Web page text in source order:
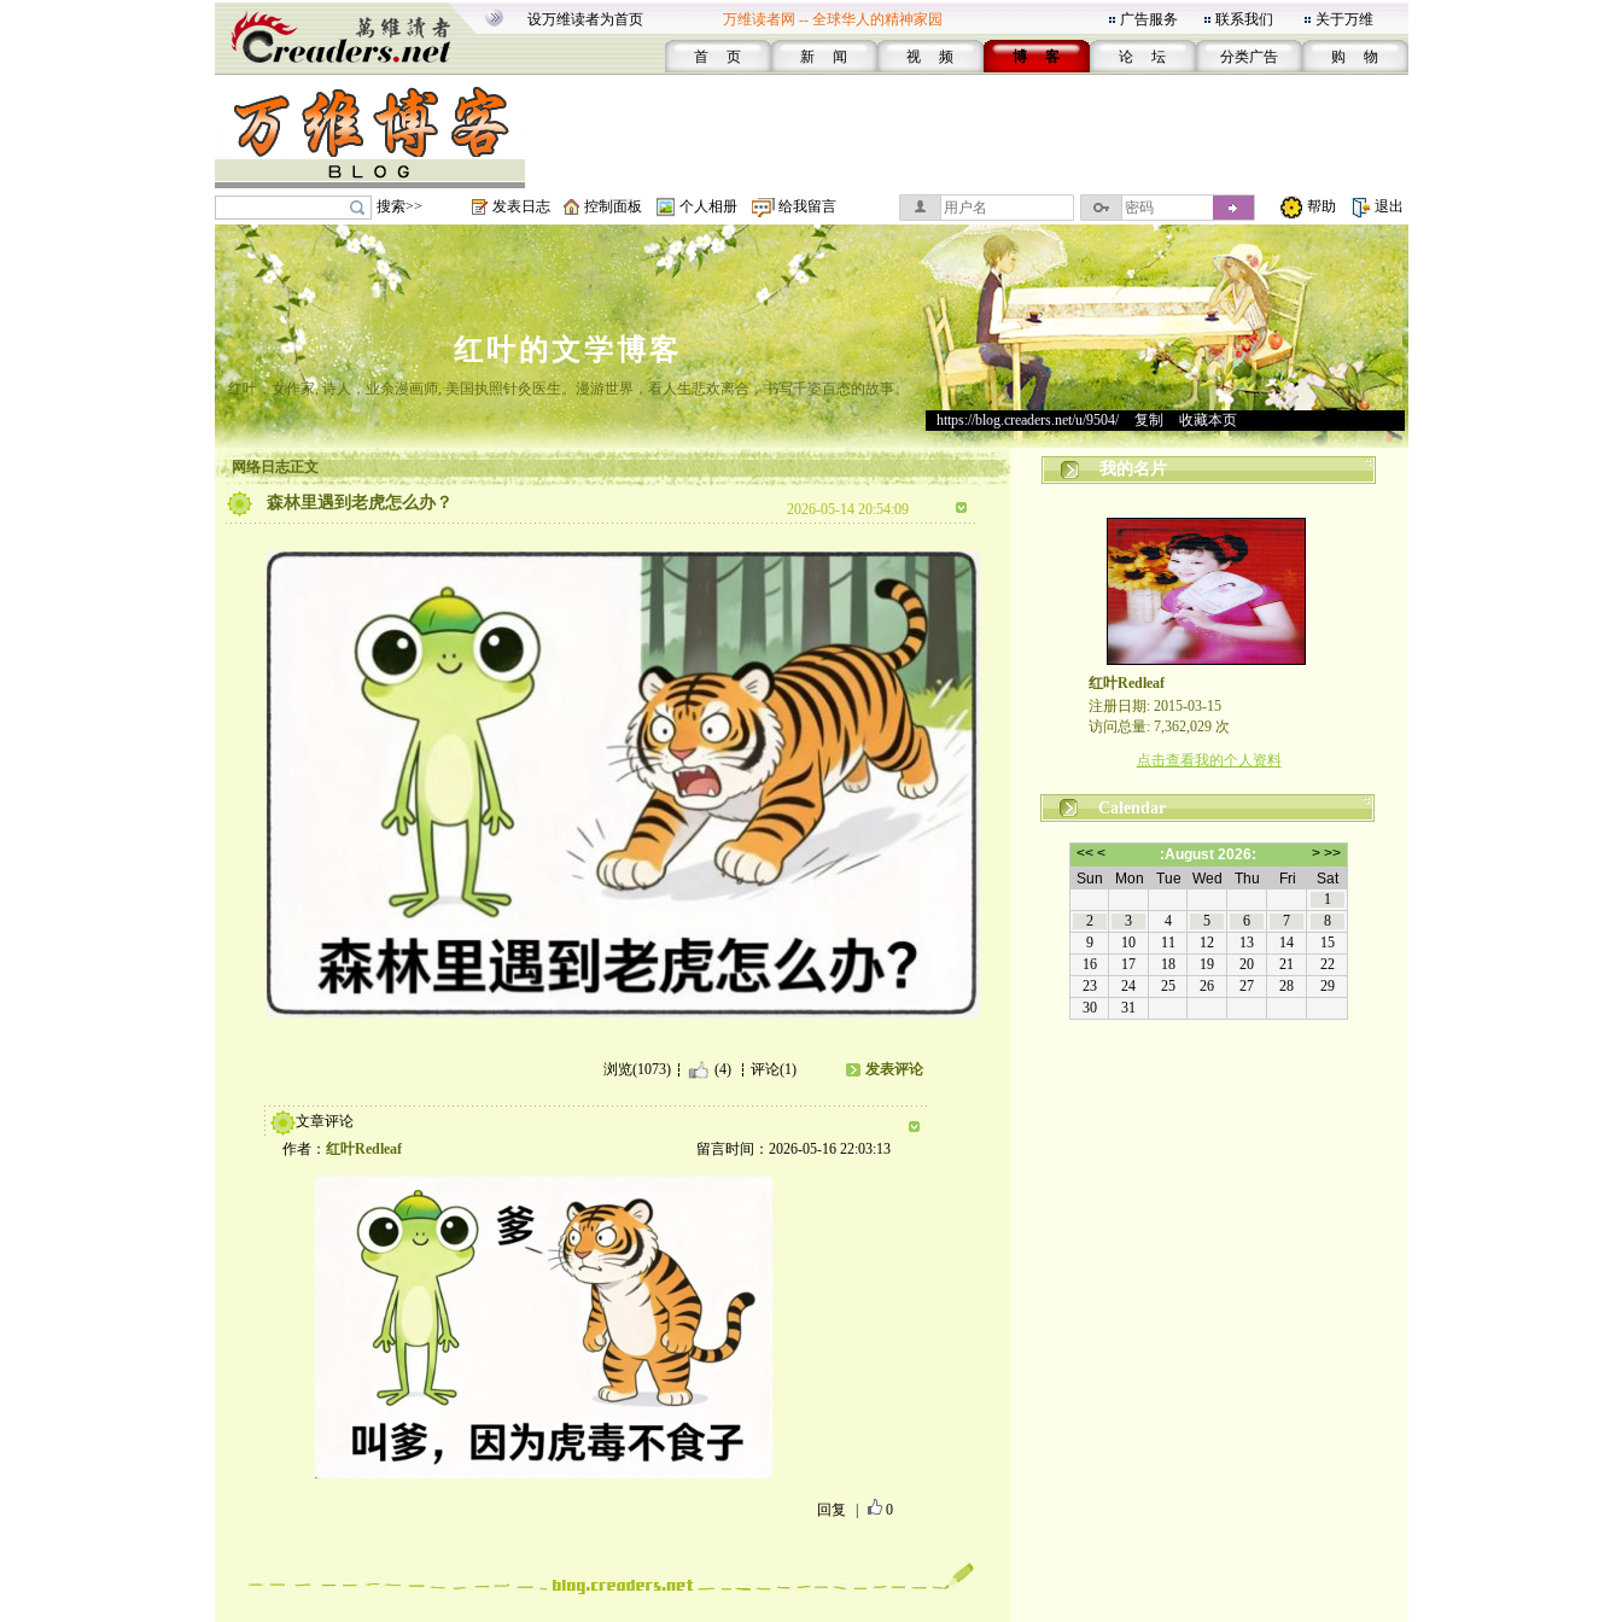
设万维读者为首页 万维读者网 -- 全球华人的精神家园 广告服务 联系我们 关于万维
首 页 新 闻 视 频 博 客 论 坛 分类广告 购 物
搜索>> 发表日志 控制面板 个人相册 给我留言 帮助 退出
红叶的文学博客
红叶，女作家, 诗人，业余漫画师, 美国执照针灸医生。漫游世界，看人生悲欢离合，书写千姿百态的故事。
https://blog.creaders.net/u/9504/> 复制 收藏本页
网络日志正文
森林里遇到老虎怎么办？ 2026-05-14 20:54:09
浏览(1073) (4) 评论(1) 发表评论
文章评论
作者： 红叶Redleaf 留言时间：2026-05-16 22:03:13
回复 0
我的名片
红叶Redleaf
注册日期: 2015-03-15
访问总量: 7,362,029 次
点击查看我的个人资料
Calendar